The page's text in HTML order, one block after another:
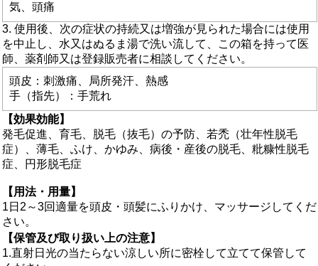
気、頭痛
3. 使用後、次の症状の持続又は増強が見られた場合には使用
を中止し、水又はぬるま湯で洗い流して、この箱を持って医
師、薬剤師又は登録販売者に相談してください。
頭皮：刺激痛、局所発汗、熱感
手（指先）：手荒れ
【効果効能】
発毛促進、育毛、脱毛（抜毛）の予防、若禿（壮年性脱毛
症）、薄毛、ふけ、かゆみ、病後・産後の脱毛、粃糠性脱毛
症、円形脱毛症
【用法・用量】
1日2～3回適量を頭皮・頭髪にふりかけ、マッサージしてくだ
さい。
【保管及び取り扱い上の注意】
1.直射日光の当たらない涼しい所に密栓して立てて保管して